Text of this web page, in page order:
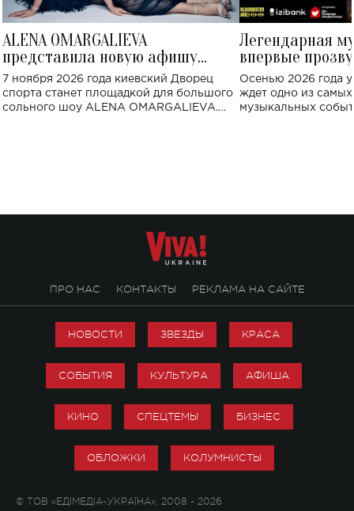
ALENA OMARGALIEVA
представила новую афишу
большого концерта во Дворце
спорта
7 ноября 2026 года киевский Дворец
спорта станет площадкой для большого
сольного шоу ALENA OMARGALIEVA.
Легендарная
впервые
Украине: где
Осенью 2026 года
ждет одно из
музыкальных
ПРО НАС КОНТАКТЫ РЕКЛАМА НА САЙТЕ
НОВОСТИ ЗВЕЗДЫ КРАСА
СОБЫТИЯ КУЛЬТУРА АФИША
КИНО СПЕЦТЕМЫ БИЗНЕС
ОБЛОЖКИ КОЛУМНИСТЫ
© ТОВ «ЕДІМЕДІА-УКРАЇНА», 2008 - 2026